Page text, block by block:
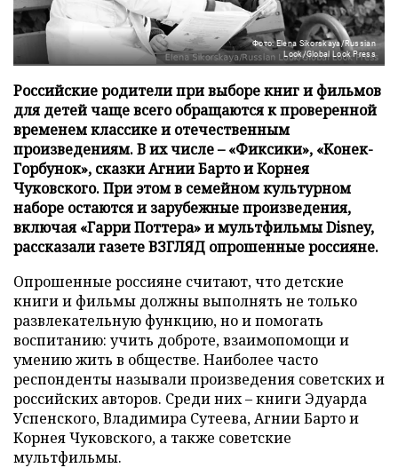
Фото: Elena Sikorskaya/Russian
Look/Global Look Press
Российские родители при выборе книг и фильмов
для детей чаще всего обращаются к проверенной
временем классике и отечественным
произведениям. В их числе – «Фиксики», «Конек-
Горбунок», сказки Агнии Барто и Корнея
Чуковского. При этом в семейном культурном
наборе остаются и зарубежные произведения,
включая «Гарри Поттера» и мультфильмы Disney,
рассказали газете ВЗГЛЯД опрошенные россияне.
Опрошенные россияне считают, что детские
книги и фильмы должны выполнять не только
развлекательную функцию, но и помогать
воспитанию: учить доброте, взаимопомощи и
умению жить в обществе. Наиболее часто
респонденты называли произведения советских и
российских авторов. Среди них – книги Эдуарда
Успенского, Владимира Сутеева, Агнии Барто и
Корнея Чуковского, а также советские
мультфильмы.